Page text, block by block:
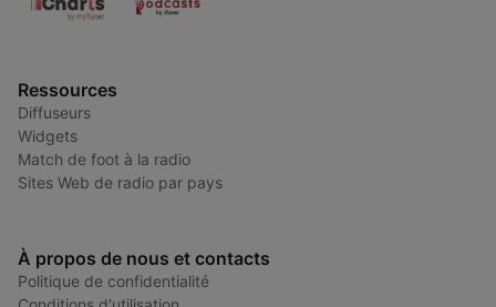
Ressources
Diffuseurs
Widgets
Match de foot à la radio
Sites Web de radio par pays
À propos de nous et contacts
Politique de confidentialité